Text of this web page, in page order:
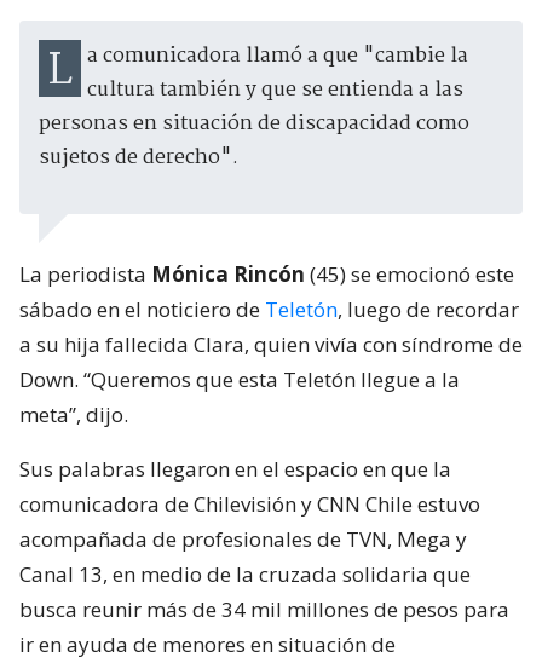
La comunicadora llamó a que "cambie la cultura también y que se entienda a las
personas en situación de discapacidad como
sujetos de derecho".
La periodista Mónica Rincón (45) se emocionó este
sábado en el noticiero de Teletón, luego de recordar
a su hija fallecida Clara, quien vivía con síndrome de
Down. “Queremos que esta Teletón llegue a la
meta”, dijo.
Sus palabras llegaron en el espacio en que la
comunicadora de Chilevisión y CNN Chile estuvo
acompañada de profesionales de TVN, Mega y
Canal 13, en medio de la cruzada solidaria que
busca reunir más de 34 mil millones de pesos para
ir en ayuda de menores en situación de